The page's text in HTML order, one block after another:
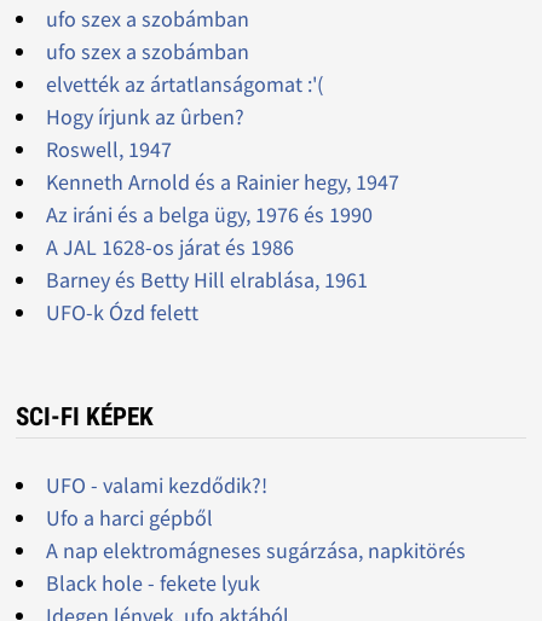
ufo szex a szobámban
ufo szex a szobámban
elvették az ártatlanságomat :'(
Hogy írjunk az ûrben?
Roswell, 1947
Kenneth Arnold és a Rainier hegy, 1947
Az iráni és a belga ügy, 1976 és 1990
A JAL 1628-os járat és 1986
Barney és Betty Hill elrablása, 1961
UFO-k Ózd felett
SCI-FI KÉPEK
UFO - valami kezdődik?!
Ufo a harci gépből
A nap elektromágneses sugárzása, napkitörés
Black hole - fekete lyuk
Idegen lények, ufo aktából